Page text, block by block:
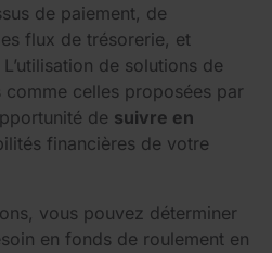
de paiement, de
flux de trésorerie, et
de solutions de
celles proposées par
de suivre en
financières de votre
vous pouvez déterminer
en fonds de roulement en